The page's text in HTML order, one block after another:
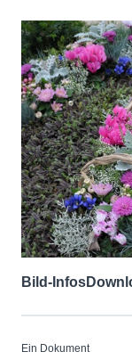
Bild-Infos
Ein Dokument